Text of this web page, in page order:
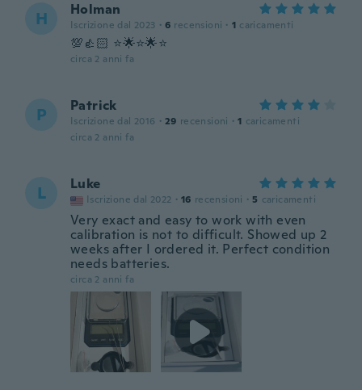
H Holman
Iscrizione dal 2023 · 6 recensioni · 1 caricamenti
💯👍🏻 ⭐️🌟⭐️🌟⭐️
circa 2 anni fa
P Patrick
Iscrizione dal 2016 · 29 recensioni · 1 caricamenti
circa 2 anni fa
L Luke
Iscrizione dal 2022 · 16 recensioni · 5 caricamenti
Very exact and easy to work with even
calibration is not to difficult. Showed up 2
weeks after I ordered it. Perfect condition
needs batteries.
circa 2 anni fa